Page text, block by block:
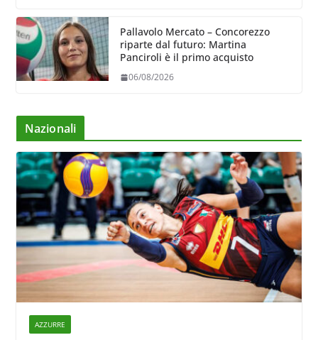
Pallavolo Mercato – Concorezzo
riparte dal futuro: Martina
Panciroli è il primo acquisto
06/08/2026
Nazionali
AZZURRE